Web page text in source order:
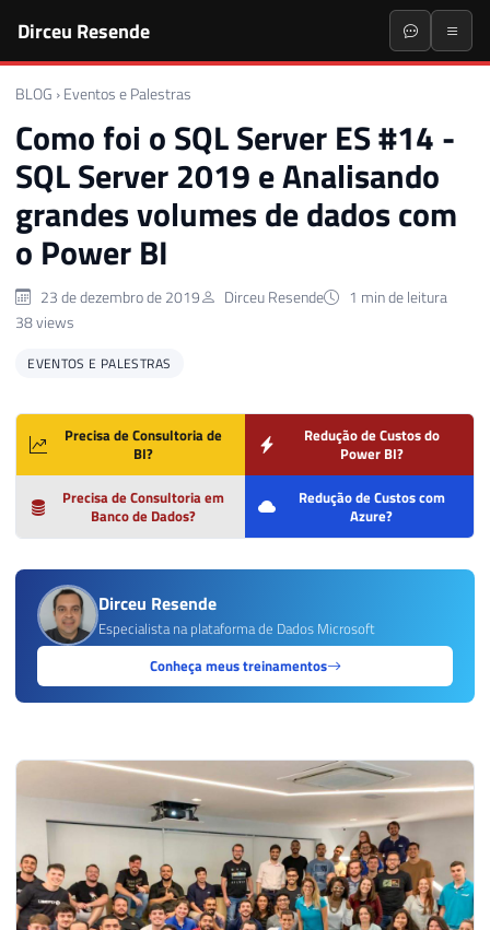
Dirceu Resende
BLOG › Eventos e Palestras
Como foi o SQL Server ES #14 -
SQL Server 2019 e Analisando
grandes volumes de dados com
o Power BI
23 de dezembro de 2019 Dirceu Resende
1 min de leitura
38 views
EVENTOS E PALESTRAS
Precisa de Consultoria de
BI?
Redução de Custos do
Power BI?
Precisa de Consultoria em
Banco de Dados?
Redução de Custos com
Azure?
Dirceu Resende
Especialista na plataforma de Dados Microsoft
Conheça meus treinamentos